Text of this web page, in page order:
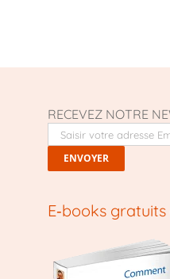
RECEVEZ NOTRE
E‑books